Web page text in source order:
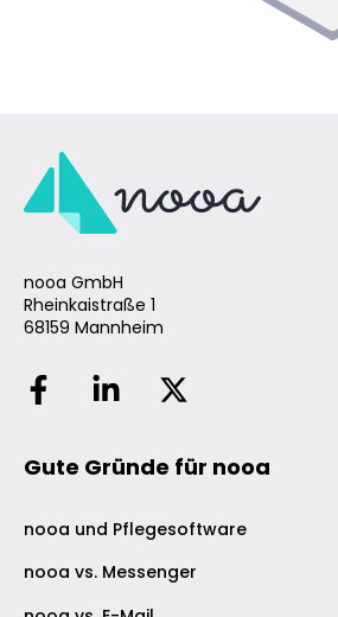
nooa GmbH
Rheinkaistraße 1
68159 Mannheim
Gute Gründe für nooa
nooa und Pflegesoftware
nooa vs. Messenger